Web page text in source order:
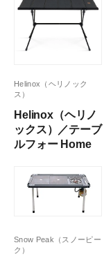
Helinox（ヘリノック
ス）
Helinox（ヘリノ
ックス）／テーブ
ルフォー Home
Snow Peak（スノーピー
ク）